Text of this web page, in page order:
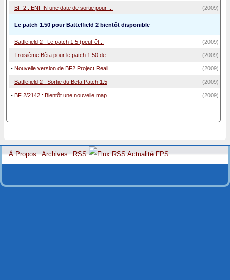
- BF 2 : ENFIN une date de sortie pour ... (2009)
Le patch 1.50 pour Battelfield 2 bientôt disponible
- Battlefield 2 : Le patch 1.5 (peut-êt... (2009)
- Troisième Bêta pour le patch 1.50 de ... (2009)
- Nouvelle version de BF2 Project Reali... (2009)
- Battlefield 2 : Sortie du Beta Patch 1.5 (2009)
- BF 2/2142 : Bientôt une nouvelle map (2009)
À Propos Archives RSS